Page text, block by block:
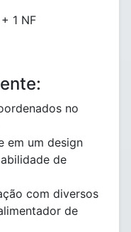
1 NF
no
em um design
de
com diversos
de